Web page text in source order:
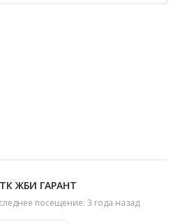
ЖБИ ГАРАНТ
посещение: 3 года назад